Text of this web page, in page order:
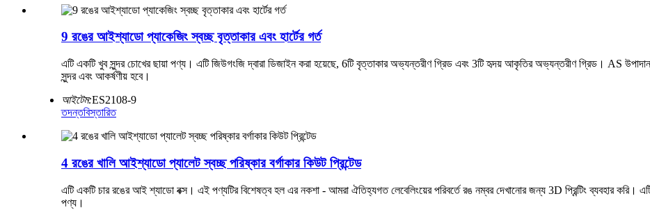
9 রঙের আইশ্যাডো প্যাকেজিং স্বচ্ছ বৃত্তাকার এবং হার্টের গর্ত
এটি একটি খুব সুন্দর চোখের ছায়া পণ্য। এটি জিউগংজি দ্বারা ডিজাইন করা হয়েছে, 6টি বৃত্তাকার অভ্যন্তরীণ গ্রিড এবং 3টি হৃদয় আকৃতির অভ্যন্তরীণ গ্রিড। AS
সুন্দর এবং আকর্ষণীয় হবে।
আইটেম:ES2108-9
তদন্তবিস্তারিত
4 রঙের খালি আইশ্যাডো প্যালেট স্বচ্ছ পরিষ্কার বর্গাকার কিউট প্রিন্টেড
এটি একটি চার রঙের আই শ্যাডো বক্স। এই পণ্যটির বিশেষত্ব হল এর নকশা - আমরা ঐতিহ্যগত লেবেলিংয়ের পরিবর্তে রঙ নম্বর দেখানোর জন্য 3D প্রিন্টিং ব্যবহার করি।
পণ্য।